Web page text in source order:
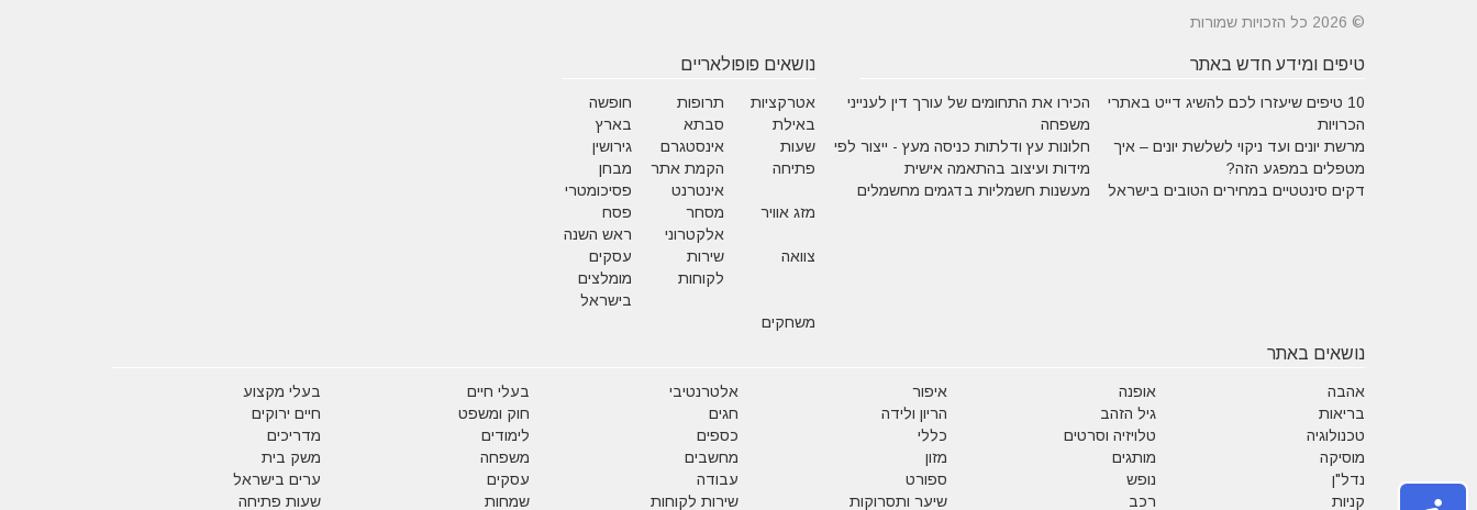
© 2026 כל הזכויות שמורות
טיפים ומידע חדש באתר
10 טיפים שיעזרו לכם להשיג דייט באתרי
הכרויות
הכירו את התחומים של עורך דין לענייני
משפחה
מרשת יונים ועד ניקוי לשלשת יונים – איך
מטפלים במפגע הזה?
חלונות עץ ודלתות כניסה מעץ - ייצור לפי
מידות ועיצוב בהתאמה אישית
דקים סינטטיים במחירים הטובים בישראל
מעשנות חשמליות בדגמים מחשמלים
נושאים פופולאריים
אטרקציות
באילת
תרופות
סבתא
חופשה
בארץ
שעות
פתיחה
אינסטגרם
גירושין
הקמת אתר
אינטרנט
מבחן
פסיכומטרי
מזג אוויר
מסחר
אלקטרוני
פסח
ראש השנה
צוואה
שירות
לקוחות
עסקים
מומלצים
בישראל
משחקים
נושאים באתר
אהבה אופנה איפור אלטרנטיבי בעלי חיים
בעלי מקצוע
בריאות
גיל הזהב הריון ולידה חגים חוק ומשפט
חיים ירוקים
טכנולוגיה
טלויזיה וסרטים כללי כספים לימודים
מדריכים
מוסיקה
מותגים מזון מחשבים משפחה
משק בית
נדל"ן
נופש ספורט עבודה עסקים
ערים בישראל
קניות
רכב שיער ותסרוקות שירות לקוחות שמחות שעות פתיחה